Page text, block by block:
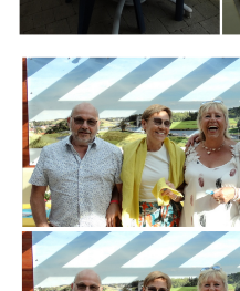
Branding
ARMCHAIR